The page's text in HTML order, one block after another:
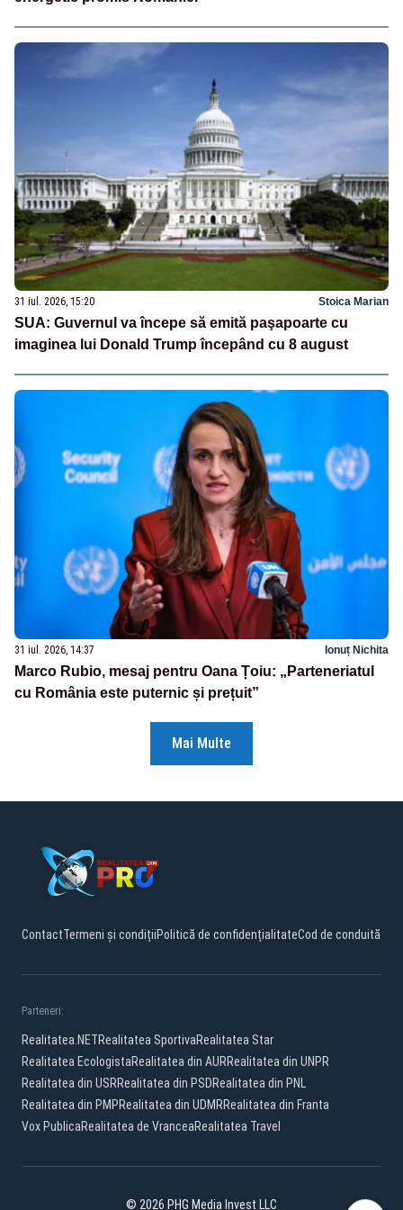
31 iul. 2026, 15:20 Stoica Marian
SUA: Guvernul va începe să emită paşapoarte cu
imaginea lui Donald Trump începând cu 8 august
31 iul. 2026, 14:37 Ionuț Nichita
Marco Rubio, mesaj pentru Oana Țoiu: „Parteneriatul
cu România este puternic și prețuit”
Mai Multe
ContactTermeni și condițiiPolitică de confidențialitateCod de conduită
Parteneri:
Realitatea.NETRealitatea SportivaRealitatea Star
Realitatea EcologistaRealitatea din AURRealitatea din UNPR
Realitatea din USRRealitatea din PSDRealitatea din PNL
Realitatea din PMPRealitatea din UDMRRealitatea din Franta
Vox PublicaRealitatea de VranceaRealitatea Travel
© 2026 PHG Media Invest LLC